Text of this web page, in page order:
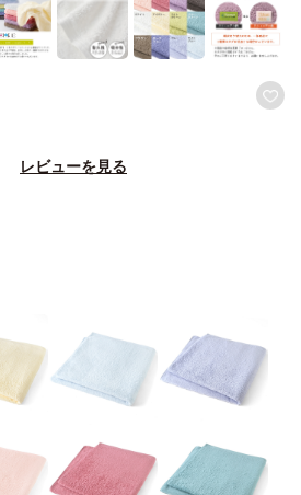
レビューを見る